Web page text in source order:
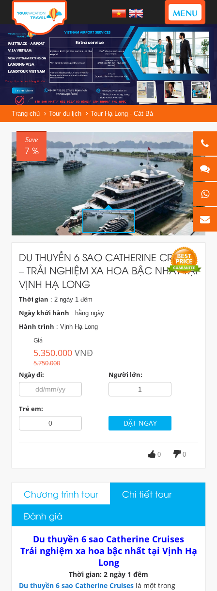
MENU
Trang chủ Tour du lịch Tour Hạ Long - Cát Bà
Save
7 %
DU THUYỀN 6 SAO CATHERINE CRUISES
– TRẢI NGHIỆM XA HOA BẬC NHẤT TẠI
VỊNH HẠ LONG
Thời gian : 2 ngày 1 đêm
Ngày khởi hành : hằng ngày
Hành trình : Vịnh Hạ Long
Giá
5.350.000 VNĐ
5.750.000
Ngày đi:
Người lớn:
Trẻ em:
0
0
Chương trình tour
Chi tiết tour
Đánh giá
Du thuyền 6 sao Catherine Cruises
Trải nghiệm xa hoa bậc nhất tại Vịnh Hạ
Long
Thời gian: 2 ngày 1 đêm
Du thuyền 6 sao Catherine Cruises là một trong